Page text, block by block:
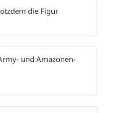
die Figur
und Amazonen-